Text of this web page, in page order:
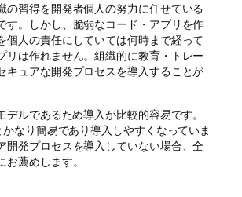
の習得を開発者個人の努力に任せている
す。しかし、脆弱なコード・アプリを作
個人の責任にしていては何時まで経って
リは作れません。組織的に教育・トレー
キュアな開発プロセスを導入することが
デルであるため導入が比較的容易です。
なり簡易であり導入しやすくなっていま
開発プロセスを導入していない場合、全
お薦めします。